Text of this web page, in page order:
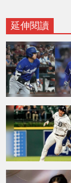
延伸閱讀